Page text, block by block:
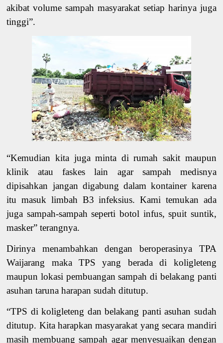
akibat volume sampah masyarakat setiap harinya juga
tinggi”.
“Kemudian kita juga minta di rumah sakit maupun
klinik atau faskes lain agar sampah medisnya
dipisahkan jangan digabung dalam kontainer karena
itu masuk limbah B3 infeksius. Kami temukan ada
juga sampah-sampah seperti botol infus, spuit suntik,
masker” terangnya.
Dirinya menambahkan dengan beroperasinya TPA
Waijarang maka TPS yang berada di koligleteng
maupun lokasi pembuangan sampah di belakang panti
asuhan taruna harapan sudah ditutup.
“TPS di koligleteng dan belakang panti asuhan sudah
ditutup. Kita harapkan masyarakat yang secara mandiri
masih membuang sampah agar menyesuaikan dengan